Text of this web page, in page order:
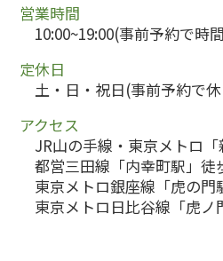
営業時間
10:00~19:00(事前予約で時
定休日
土・日・祝日(事前予約で
アクセス
JR山の手線・東京メトロ
都営三田線「内幸町駅」徒
東京メトロ銀座線「虎の門
東京メトロ日比谷線「虎